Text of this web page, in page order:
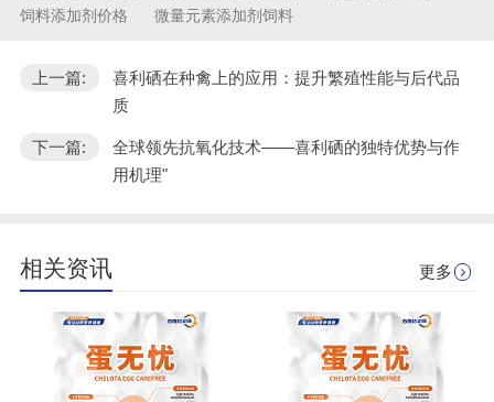
饲料添加剂价格
微量元素添加剂饲料
上一篇:
喜利硒在种禽上的应用：提升繁殖性能与后代品
质
下一篇:
全球领先抗氧化技术——喜利硒的独特优势与作
用机理"
相关资讯 更多